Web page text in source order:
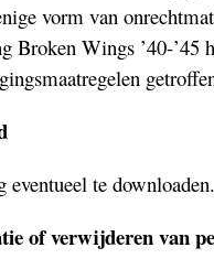
vorm van
Broken Wings ’40-’45
eventueel te downloaden.
of verwijderen van